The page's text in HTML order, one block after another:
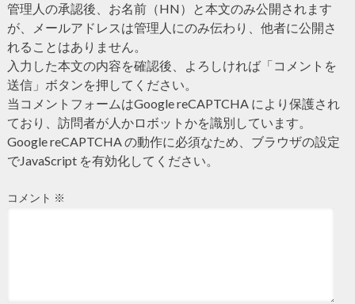
管理人の承認後、お名前（HN）と本文のみ公開されます
が、メールアドレスは管理人にのみ伝わり、他者に公開さ
れることはありません。
入力した本文の内容を確認後、よろしければ「コメントを
送信」ボタンを押してください。
当コメントフォームはGoogle reCAPTCHA により保護され
ており、訪問者が人かロボットかを識別しています。
Google reCAPTCHA の動作に必須なため、ブラウザの設定
でJavaScript を有効化してください。
コメント ※